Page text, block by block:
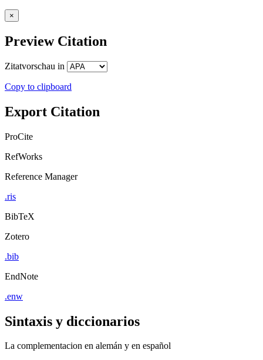
×
Preview Citation
Zitatvorschau in
Copy to clipboard
Export Citation
ProCite
RefWorks
Reference Manager
.ris
BibTeX
Zotero
.bib
EndNote
.enw
Sintaxis y diccionarios
La complementacion en alemán y en español